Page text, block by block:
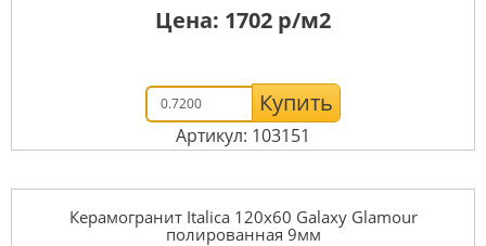
Цена: 1702 р/м2
Купить
Артикул: 103151
Керамогранит Italica 120x60 Galaxy Glamour
полированная 9мм